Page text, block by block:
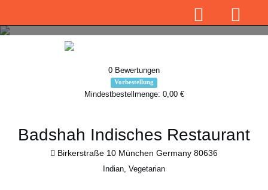
0 Bewertungen
Vorbestellung
Mindestbestellmenge: 0,00 €
Badshah Indisches Restaurant
Birkerstraße 10 München Germany 80636
Indian, Vegetarian